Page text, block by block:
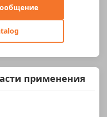
применения